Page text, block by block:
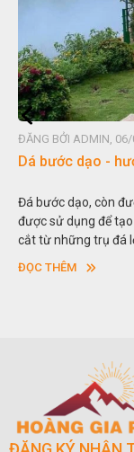
BỞI ADMIN, 06/08/
bước dạo -
bước dạo, còn được
sử dụng để tạo
từ những trụ đá lớn
hoặc hình chữ
THÊM